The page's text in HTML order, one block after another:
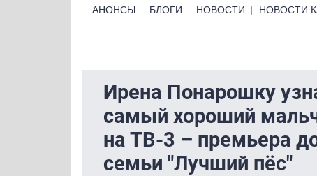
Primary links bottom
АНОНСЫ БЛОГИ НОВОСТИ НОВОСТИ
Ирена Понарошку
самый хороший
на ТВ-3 – премьера
семьи "Лучший пёс"